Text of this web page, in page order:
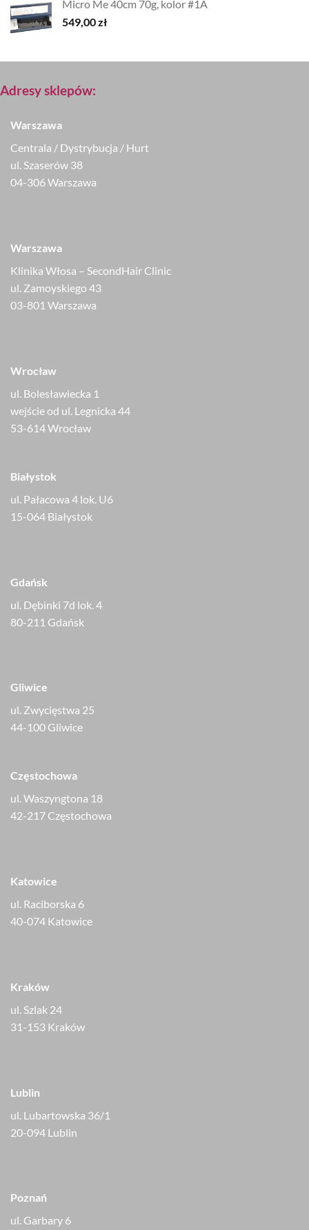
Micro Me 40cm 70g, kolor #1A
549,00zł
Adresy sklepów:
Warszawa
Centrala / Dystrybucja / Hurt
ul. Szaserów 38
04-306 Warszawa
Warszawa
Klinika Włosa – SecondHair Clinic
ul. Zamoyskiego 43
03-801 Warszawa
Wrocław
ul. Bolesławiecka 1
wejście od ul. Legnicka 44
53-614 Wrocław
Białystok
ul. Pałacowa 4 lok. U6
15-064 Białystok
Gdańsk
ul. Dębinki 7d lok. 4
80-211 Gdańsk
Gliwice
ul. Zwycięstwa 25
44-100 Gliwice
Częstochowa
ul. Waszyngtona 18
42-217 Częstochowa
Katowice
ul. Raciborska 6
40-074 Katowice
Kraków
ul. Szlak 24
31-153 Kraków
Lublin
ul. Lubartowska 36/1
20-094 Lublin
Poznań
ul. Garbary 6